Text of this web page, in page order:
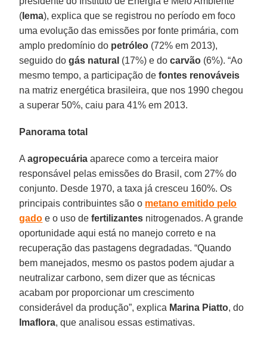
( Iema), explica que se registrou no período em foco
uma evolução das emissões por fonte primária, com
amplo predomínio do petróleo (72% em 2013),
seguido dogás natural (17%) e docarvão (6%). “Ao
mesmo tempo, a participação defontes renováveis
na matriz energética brasileira, que nos 1990 chegou
a superar 50%, caiu para 41% em 2013.
Panorama total
Aagropecuária aparece como a terceira maior
responsável pelas emissões do Brasil, com 27% do
conjunto. Desde 1970, a taxa já cresceu 160%. Os
principais contribuintes são o metano emitido pelo
gado e o uso defertilizantes nitrogenados. A grande
oportunidade aqui está no manejo correto e na
recuperação das pastagens degradadas. “Quando
bem manejados, mesmo os pastos podem ajudar a
neutralizar carbono, sem dizer que as técnicas
acabam por proporcionar um crescimento
considerável da produção”, explica Marina Piatto, do
Imaflora, que analisou essas estimativas.